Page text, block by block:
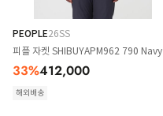
PEOPLE26SS
피플 자켓 SHIBUYAPM962 790 Navy
33%412,000
해외배송